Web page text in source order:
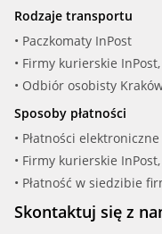
Rodzaje transportu
• Paczkomaty InPost
• Firmy kurierskie InPost,
• Odbiór osobisty
Sposoby płatności
• Płatności
• Firmy kurierskie InPost,
• Płatność w siedzibie
Skontaktuj się z